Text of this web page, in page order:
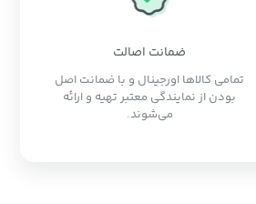
ضمانت اصالت
تمامی کالاها اورجینال و با ضمانت اصل
بودن از نمایندگی معتبر تهیه و ارائه
می‌شوند.